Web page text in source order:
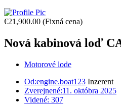
€21,900.00 (Fixná cena)
Nová kabinová loď
Motorové lode
Od:engine.boat123 Inzerent
Zverejnené:11. októbra 2025
Videné: 307